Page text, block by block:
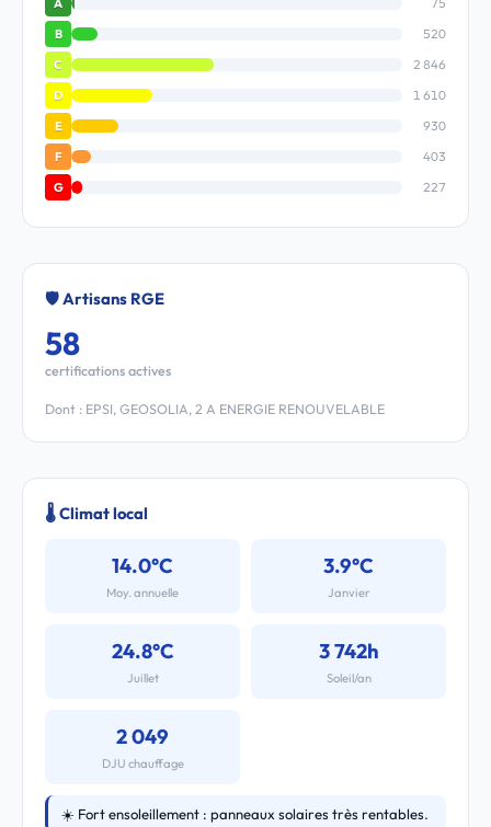
B 520
C 2 846
D 1 610
E 930
F 403
G 227
🛡️ Artisans RGE
58
certifications actives
Dont : EPSI, GEOSOLIA, 2 A ENERGIE RENOUVELABLE
🌡️ Climat local
14.0°C
Moy. annuelle
3.9°C
Janvier
24.8°C
Juillet
3 742h
Soleil/an
2 049
DJU chauffage
☀️ Fort ensoleillement : panneaux solaires très rentables.